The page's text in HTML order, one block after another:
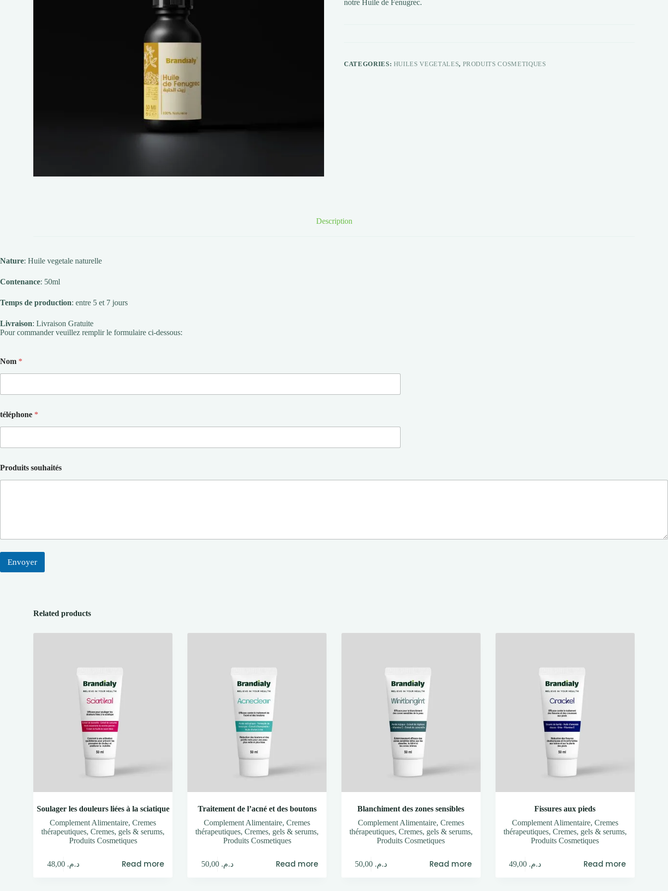
notre Huile de Fenugrec.
CATEGORIES: HUILES VEGETALES, PRODUITS COSMETIQUES
Description
Nature: Huile vegetale naturelle
Contenance: 50ml
Temps de production: entre 5 et 7 jours
Livraison: Livraison Gratuite
Pour commander veuillez remplir le formulaire ci-dessous:
Nom *
téléphone *
Produits souhaités
Envoyer
Related products
Soulager les douleurs liées à la sciatique
Complement Alimentaire,Cremes
thérapeutiques,Cremes, gels & serums,
Produits Cosmetiques
د.م. 48,00 Read more
Traitement de l’acné et des boutons
Complement Alimentaire,Cremes
thérapeutiques,Cremes, gels & serums,
Produits Cosmetiques
د.م. 50,00 Read more
Blanchiment des zones sensibles
Complement Alimentaire, Cremes
thérapeutiques, Cremes, gels & serums,
Produits Cosmetiques
د.م. Read more
Fissures aux pieds
Complement Alimentaire, Cremes
thérapeutiques, Cremes, gels & serums,
Produits Cosmetiques
د.م. Read more